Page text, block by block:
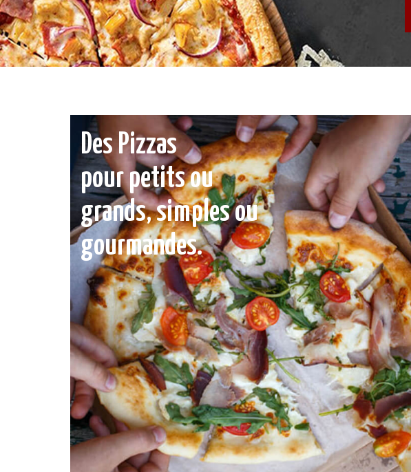
Des Pizzas
pour petits ou
grands, simples ou
gourmandes.